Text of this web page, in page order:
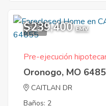
3
$239,400 EMV
Pre-ejecución
Oronogo, MO
CAITLAN DR
Baños: 2